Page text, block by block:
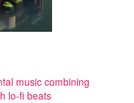
music combining
lo-fi beats